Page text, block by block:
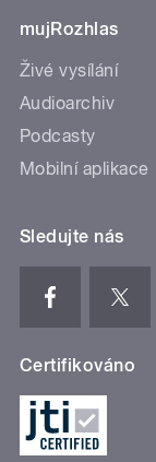
mujRozhlas
Živé vysílání
Audioarchiv
Podcasty
Mobilní aplikace
Sledujte nás
Certifikováno